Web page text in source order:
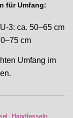
für Umfang:
3: ca. 50–65 cm
cm
Umfang im